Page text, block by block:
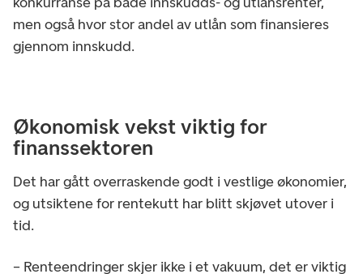
men også hvor stor andel av utlån som finansieres
gjennom innskudd.
Økonomisk vekst viktig for
finanssektoren
Det har gått overraskende godt i vestlige økonomier,
og utsiktene for rentekutt har blitt skjøvet utover i
tid.
– Renteendringer skjer ikke i et vakuum, det er viktig